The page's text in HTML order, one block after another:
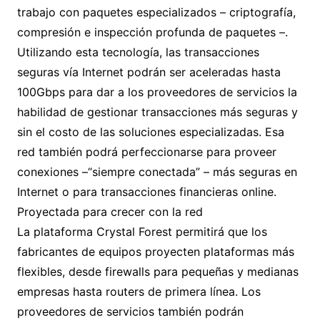
trabajo con paquetes especializados – criptografía,
compresión e inspección profunda de paquetes –.
Utilizando esta tecnología, las transacciones
seguras vía Internet podrán ser aceleradas hasta
100Gbps para dar a los proveedores de servicios la
habilidad de gestionar transacciones más seguras y
sin el costo de las soluciones especializadas. Esa
red también podrá perfeccionarse para proveer
conexiones –“siempre conectada” – más seguras en
Internet o para transacciones financieras online.
Proyectada para crecer con la red
La plataforma Crystal Forest permitirá que los
fabricantes de equipos proyecten plataformas más
flexibles, desde firewalls para pequeñas y medianas
empresas hasta routers de primera línea. Los
proveedores de servicios también podrán